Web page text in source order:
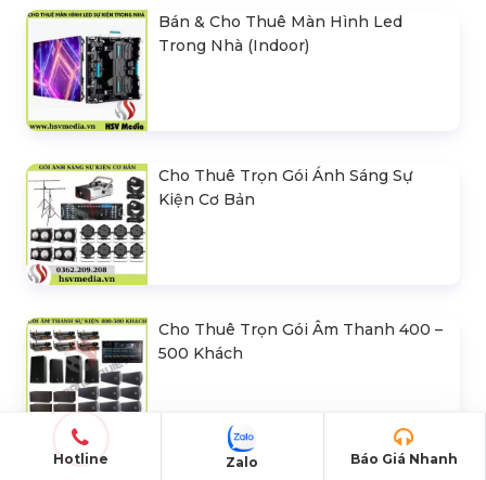
Bán & Cho Thuê Màn Hình Led
Trong Nhà (Indoor)
Cho Thuê Trọn Gói Ánh Sáng Sự
Kiện Cơ Bản
Cho Thuê Trọn Gói Âm Thanh 400 –
500 Khách
Hotline Báo Giá Nhanh
Zalo